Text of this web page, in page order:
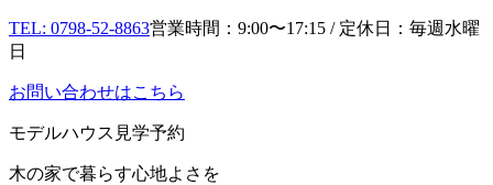
TEL: 0798-52-8863営業時間：9:00〜17:15 / 定休日：毎週水曜
日
お問い合わせはこちら
モデルハウス見学予約
木の家で暮らす心地よさを